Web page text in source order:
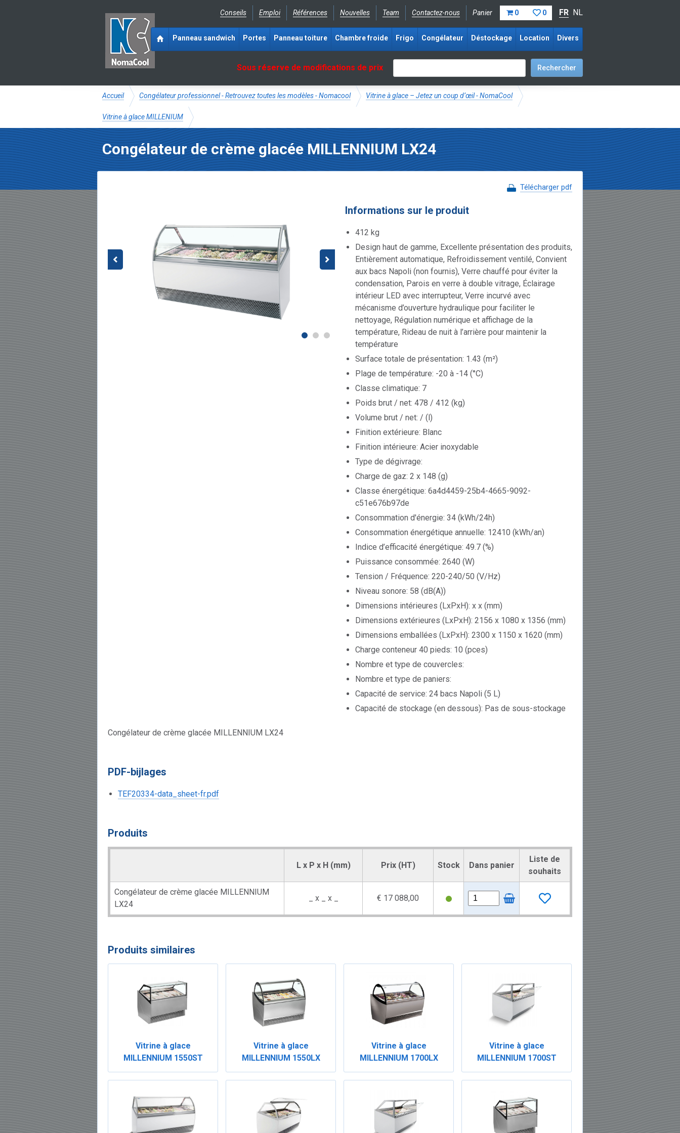
Conseils Emploi Références Nouvelles Team Contactez-nous Panier 0 0 FR NL
Sous réserve de modifications de prix
Panneau sandwich Portes Panneau toiture Chambre froide Frigo Congélateur Déstockage Location Divers
Accueil Congélateur professionnel - Retrouvez toutes les modèles - Nomacool Vitrine à glace – Jetez un coup d’œil - NomaCool
Vitrine à glace MILLENIUM
Congélateur de crème glacée MILLENNIUM LX24
Télécharger pdf
Informations sur le produit
412 kg
Design haut de gamme, Excellente présentation des produits,
Entièrement automatique, Refroidissement ventilé, Convient
aux bacs Napoli (non fournis), Verre chauffé pour éviter la
condensation, Parois en verre à double vitrage, Éclairage
intérieur LED avec interrupteur, Verre incurvé avec
mécanisme d’ouverture hydraulique pour faciliter le
nettoyage, Régulation numérique et affichage de la
température, Rideau de nuit à l’arrière pour maintenir la
température
Surface totale de présentation: 1.43 (m²)
Plage de température: -20 à -14 (°C)
Classe climatique: 7
Poids brut / net: 478 / 412 (kg)
Volume brut / net: / (l)
Finition extérieure: Blanc
Finition intérieure: Acier inoxydable
Type de dégivrage:
Charge de gaz: 2 x 148 (g)
Classe énergétique: 6a4d4459-25b4-4665-9092-
c51e676b97de
Consommation d'énergie: 34 (kWh/24h)
Consommation énergétique annuelle: 12410 (kWh/an)
Indice d’efficacité énergétique: 49.7 (%)
Puissance consommée: 2640 (W)
Tension / Fréquence: 220-240/50 (V/Hz)
Niveau sonore: 58 (dB(A))
Dimensions intérieures (LxPxH): x x (mm)
Dimensions extérieures (LxPxH): 2156 x 1080 x 1356 (mm)
Dimensions emballées (LxPxH): 2300 x 1150 x 1620 (mm)
Charge conteneur 40 pieds: 10 (pces)
Nombre et type de couvercles:
Nombre et type de paniers:
Capacité de service: 24 bacs Napoli (5 L)
Capacité de stockage (en dessous): Pas de sous-stockage
Congélateur de crème glacée MILLENNIUM LX24
PDF-bijlages
TEF20334-data_sheet-fr.pdf
Produits
L x P x H (mm) Prix (HT) Stock Dans panier
Liste de
souhaits
Congélateur de crème glacée MILLENNIUM
LX24
_ x _ x _ € 17 088,00
Produits similaires
Vitrine à glace
MILLENNIUM 1550ST
Vitrine à glace
MILLENNIUM 1550LX
Vitrine à glace
MILLENNIUM 1700LX
Vitrine à glace
MILLENNIUM 1700ST